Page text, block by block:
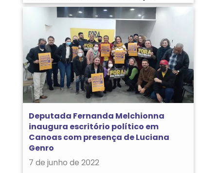
Deputada Fernanda Melchionna
inaugura escritório político em
Canoas com presença de Luciana
Genro
7 de junho de 2022